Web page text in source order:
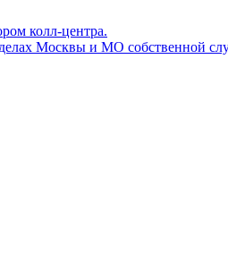
колл-центра.
Москвы и МО собственной